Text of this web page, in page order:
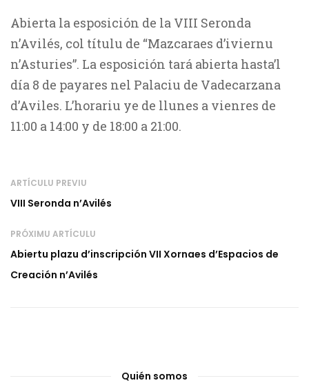
Abierta la esposición de la VIII Seronda
n’Avilés, col títulu de “Mazcaraes d’iviernu
n’Asturies”. La esposición tará abierta hasta’l
día 8 de payares nel Palaciu de Vadecarzana
d’Aviles. L’horariu ye de llunes a vienres de
11:00 a 14:00 y de 18:00 a 21:00.
ARTÍCULU PREVIU
VIII Seronda n’Avilés
PRÓXIMU ARTÍCULU
Abiertu plazu d’inscripción VII Xornaes d’Espacios de
Creación n’Avilés
Quién somos